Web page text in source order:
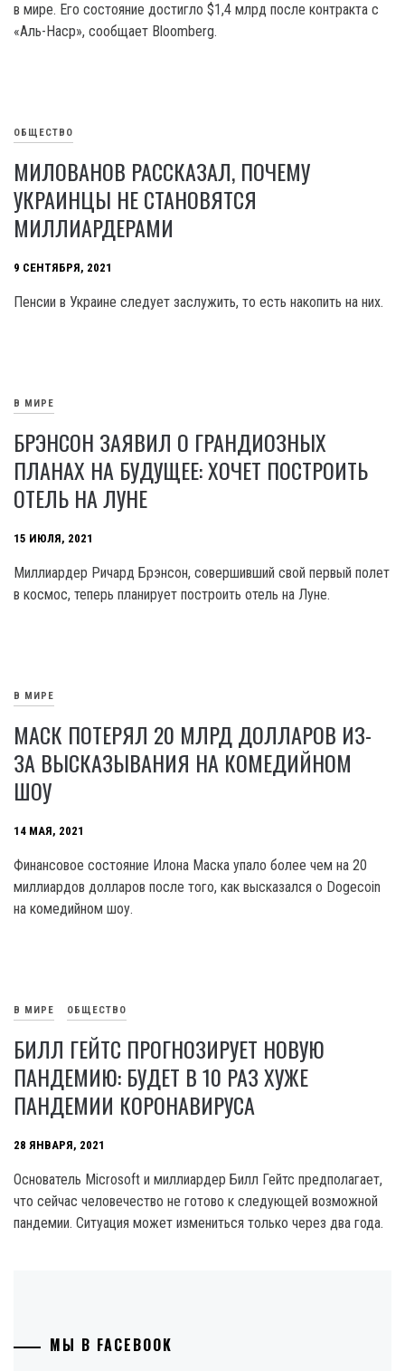
в мире. Его состояние достигло $1,4 млрд после контракта с
«Аль-Наср», сообщает Bloomberg.
ОБЩЕСТВО
МИЛОВАНОВ РАССКАЗАЛ, ПОЧЕМУ
УКРАИНЦЫ НЕ СТАНОВЯТСЯ
МИЛЛИАРДЕРАМИ
9 СЕНТЯБРЯ, 2021
Пенсии в Украине следует заслужить, то есть накопить на них.
В МИРЕ
БРЭНСОН ЗАЯВИЛ О ГРАНДИОЗНЫХ
ПЛАНАХ НА БУДУЩЕЕ: ХОЧЕТ ПОСТРОИТЬ
ОТЕЛЬ НА ЛУНЕ
15 ИЮЛЯ, 2021
Миллиардер Ричард Брэнсон, совершивший свой первый полет
в космос, теперь планирует построить отель на Луне.
В МИРЕ
МАСК ПОТЕРЯЛ 20 МЛРД ДОЛЛАРОВ ИЗ-
ЗА ВЫСКАЗЫВАНИЯ НА КОМЕДИЙНОМ
ШОУ
14 МАЯ, 2021
Финансовое состояние Илона Маска упало более чем на 20
миллиардов долларов после того, как высказался о Dogecoin
на комедийном шоу.
В МИРЕ ОБЩЕСТВО
БИЛЛ ГЕЙТС ПРОГНОЗИРУЕТ НОВУЮ
ПАНДЕМИЮ: БУДЕТ В 10 РАЗ ХУЖЕ
ПАНДЕМИИ КОРОНАВИРУСА
28 ЯНВАРЯ, 2021
Основатель Microsoft и миллиардер Билл Гейтс предполагает,
что сейчас человечество не готово к следующей возможной
пандемии. Ситуация может измениться только через два года.
МЫ В FACEBOOK